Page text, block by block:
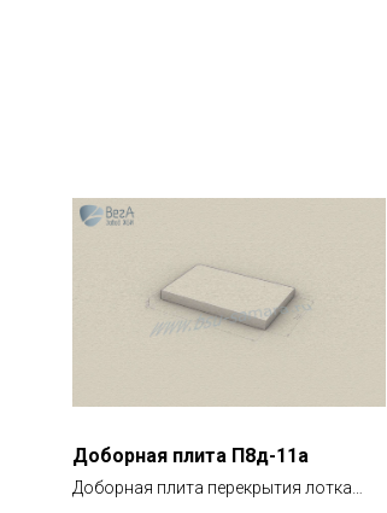
Доборная плита П8д-11а
Доборная плита перекрытия лотка